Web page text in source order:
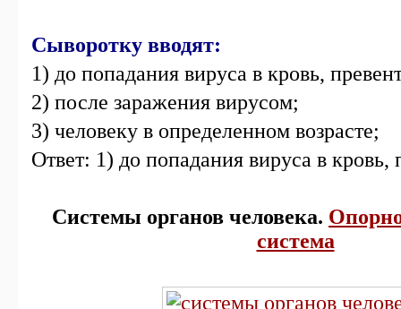
Сыворотку вводят:
1) до попадания вируса в кровь,
2) после заражения вирусом;
3) человеку в определенном возрасте;
Ответ: 1) до попадания вируса в кровь,
Системы органов человека.
система